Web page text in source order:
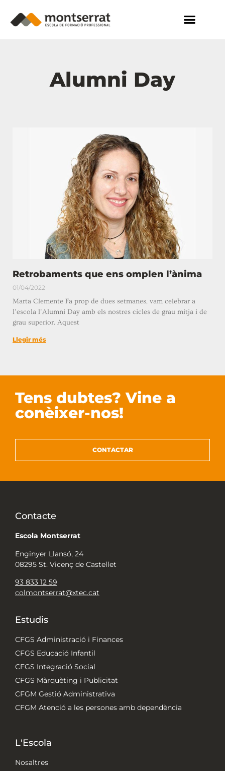
Alumni Day
Retrobaments que ens omplen l’ànima
01/04/2022
Marta Clemente Fa prop de dues setmanes, vam celebrar a
l’escola l’Alumni Day amb els nostres cicles de grau mitja i de
grau superior. Aquest
Llegir més
Tens dubtes? Vine a
conèixer-nos!
CONTACTAR
Contacte
Escola Montserrat
Enginyer Llansó, 24
08295 St. Vicenç de Castellet
93 833 12 59
colmontserrat@xtec.cat
Estudis
CFGS Administració i Finances
CFGS Educació Infantil
CFGS Integració Social
CFGS Màrquèting i Publicitat
CFGM Gestió Administrativa
CFGM Atenció a les persones amb dependència
L'Escola
Nosaltres